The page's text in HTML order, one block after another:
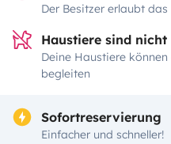
Der Besitzer erlaubt
Haustiere sind
Deine Haustiere
begleiten
Sofortreservierung
Einfacher und schneller!